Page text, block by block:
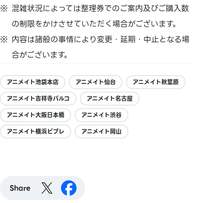
混雑状況によっては整理券でのご案内及びご購入数
の制限をかけさせていただく場合がございます。
内容は諸般の事情により変更・延期・中止となる場
合がございます。
アニメイト池袋本店 アニメイト仙台
アニメイト秋葉原
アニメイト吉祥寺パルコ
アニメイト名古屋
アニメイト大阪日本橋
アニメイト渋谷
アニメイト横浜ビブレ
アニメイト岡山
Share